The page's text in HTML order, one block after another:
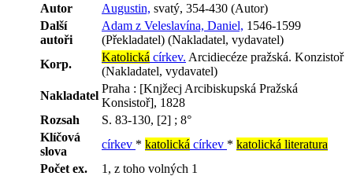
Autor
Augustin, svatý, 354-430 (Autor)
Další
autoři
Adam z Veleslavína, Daniel, 1546-1599
(Překladatel) (Nakladatel, vydavatel)
Korp.
Katolická církev. Arcidiecéze pražská. Konzistoř
(Nakladatel, vydavatel)
Nakladatel
Praha : [Knjžecj Arcibiskupská Pražská
Konsistoř], 1828
Rozsah
S. 83-130, [2] ; 8°
Klíčová
slova
církev * katolická církev * katolická literatura
Počet ex.
1, z toho volných 1